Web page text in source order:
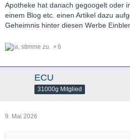
Apotheke hat danach gegoogelt oder
einem Blog etc. einen Artikel dazu
Geheimnis hinter diesen Werbe
6
ECU
31000g Mitglied
9. Mai 2026